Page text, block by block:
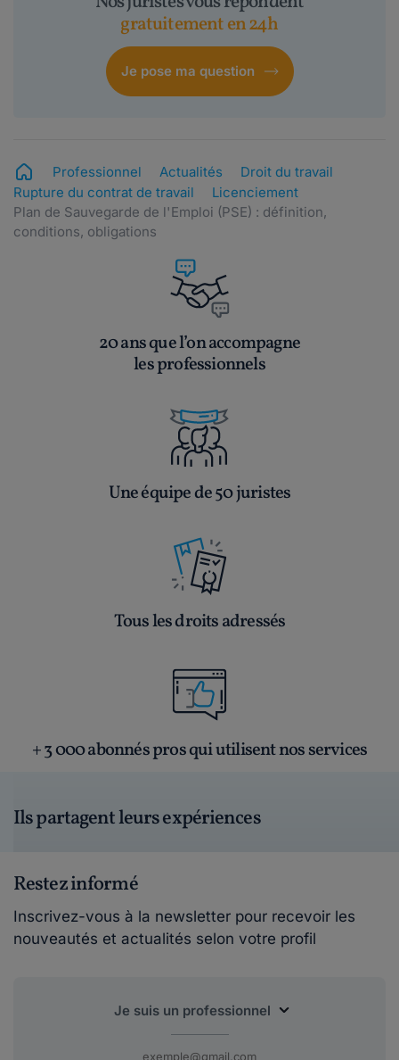
gratuitement en 24h
Je pose ma question
Professionnel Actualités
Droit du travail
Rupture du contrat de travail
Licenciement
Plan de Sauvegarde de l'Emploi (PSE) : définition,
conditions, obligations
20 ans que l’on accompagne
les professionnels
Une équipe de 50 juristes
Tous les droits adressés
+ 3 000 abonnés pros qui utilisent nos services
Ils partagent leurs expériences
Restez informé
Inscrivez-vous à la newsletter pour recevoir les
nouveautés et actualités selon votre profil